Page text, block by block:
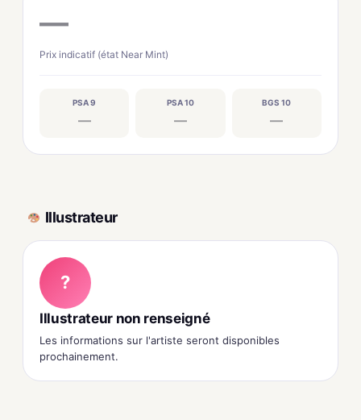
—
Prix indicatif (état Near Mint)
PSA 9
—
PSA 10
—
BGS 10
—
Illustrateur
?
Illustrateur non renseigné
Les informations sur l'artiste seront disponibles
prochainement.